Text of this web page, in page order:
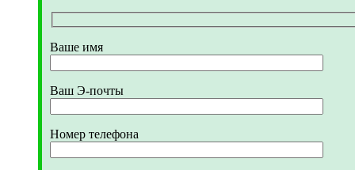
Ваше имя
Ваш Э-почты
Номер телефона